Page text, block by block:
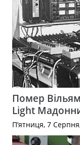
Помер
Light
П’ятниця, 7